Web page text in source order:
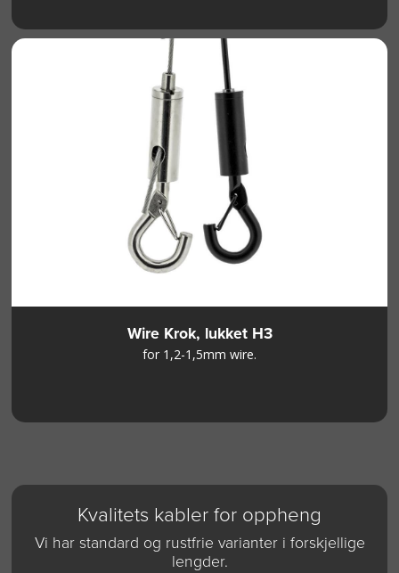
Wire Krok, lukket H3
for 1,2-1,5mm wire.
Kvalitets kabler for oppheng
Vi har standard og rustfrie varianter i forskjellige
lengder.